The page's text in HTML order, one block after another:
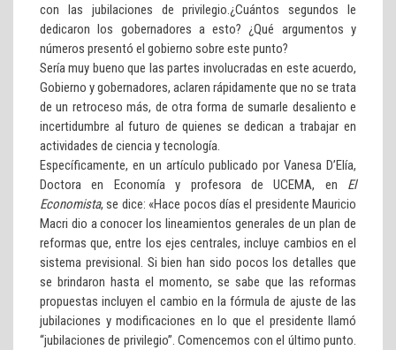
con las jubilaciones de privilegio.¿Cuántos segundos le
dedicaron los gobernadores a esto? ¿Qué argumentos y
números presentó el gobierno sobre este punto?
Sería muy bueno que las partes involucradas en este acuerdo,
Gobierno y gobernadores, aclaren rápidamente que no se trata
de un retroceso más, de otra forma de sumarle desaliento e
incertidumbre al futuro de quienes se dedican a trabajar en
actividades de ciencia y tecnología.
Específicamente, en un artículo publicado por Vanesa D’Elía,
Doctora en Economía y profesora de UCEMA, en El
Economista, se dice: «Hace pocos días el presidente Mauricio
Macri dio a conocer los lineamientos generales de un plan de
reformas que, entre los ejes centrales, incluye cambios en el
sistema previsional. Si bien han sido pocos los detalles que
se brindaron hasta el momento, se sabe que las reformas
propuestas incluyen el cambio en la fórmula de ajuste de las
jubilaciones y modificaciones en lo que el presidente llamó
“jubilaciones de privilegio”. Comencemos con el último punto.